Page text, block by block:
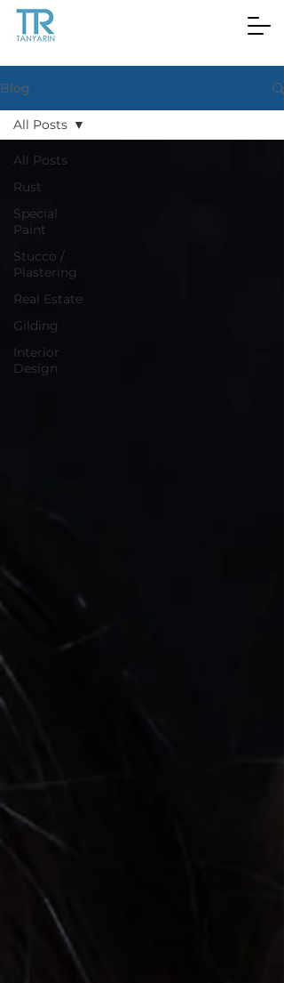
Blog
All Posts
Rust
Special
Paint
Stucco /
Plastering
Real Estate
Gilding
Interior
Design
All Posts